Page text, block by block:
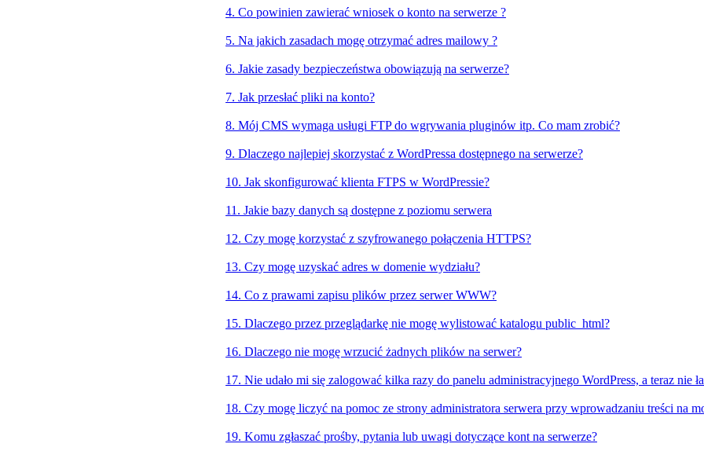
4. Co powinien zawierać wniosek o konto na serwerze ?
5. Na jakich zasadach mogę otrzymać adres mailowy ?
6. Jakie zasady bezpieczeństwa obowiązują na serwerze?
7. Jak przesłać pliki na konto?
8. Mój CMS wymaga usługi FTP do wgrywania pluginów itp. Co mam zrobić?
9. Dlaczego najlepiej skorzystać z WordPressa dostępnego na serwerze?
10. Jak skonfigurować klienta FTPS w WordPressie?
11. Jakie bazy danych są dostępne z poziomu serwera
12. Czy mogę korzystać z szyfrowanego połączenia HTTPS?
13. Czy mogę uzyskać adres w domenie wydziału?
14. Co z prawami zapisu plików przez serwer WWW?
15. Dlaczego przez przeglądarkę nie mogę wylistować katalogu public_html?
16. Dlaczego nie mogę wrzucić żadnych plików na serwer?
17. Nie udało mi się zalogować kilka razy do panelu administracyjnego WordPress, a teraz nie
18. Czy mogę liczyć na pomoc ze strony administratora serwera przy wprowadzaniu treści na
19. Komu zgłaszać prośby, pytania lub uwagi dotyczące kont na serwerze?